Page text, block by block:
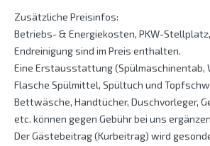
Zusätzliche Preisinfos:
Betriebs- & Energiekosten, PKW-Stellplatz,
Endreinigung sind im Preis enthalten.
Eine Erstausstattung (Spülmaschinentab,
Flasche Spülmittel, Spültuch und
Bettwäsche, Handtücher, Duschvorleger,
etc. können gegen Gebühr bei uns
Der Gästebeitrag (Kurbeitrag) wird